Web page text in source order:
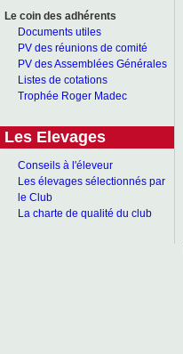
Le coin des adhérents
Documents utiles
PV des réunions de comité
PV des Assemblées Générales
Listes de cotations
Trophée Roger Madec
Les Elevages
Conseils à l'éleveur
Les élevages sélectionnés par
le Club
La charte de qualité du club